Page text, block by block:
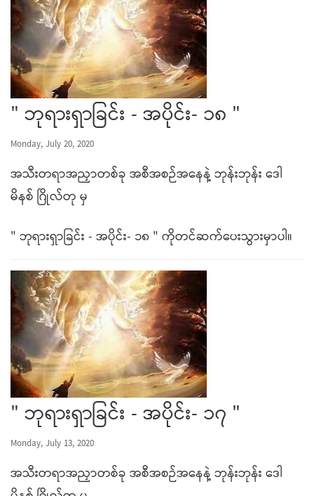
" ဘုရားရှာခြင်း - အပိုင်း- ၁၈ "
Monday, July 20, 2020
အသီးတရာအညှာတစ်ခု အစီအစဉ်အနေနဲ့ ဘုန်းဘုန်း ဒေါ
မိနစ် ဂြိုလ်တု မှ
" ဘုရားရှာခြင်း - အပိုင်း- ၁၈ " ကိုတင်ဆက်ပေးသွားမှာပါ။
" ဘုရားရှာခြင်း - အပိုင်း- ၁၇ "
Monday, July 13, 2020
အသီးတရာအညှာတစ်ခု အစီအစဉ်အနေနဲ့ ဘုန်းဘုန်း ဒေါ